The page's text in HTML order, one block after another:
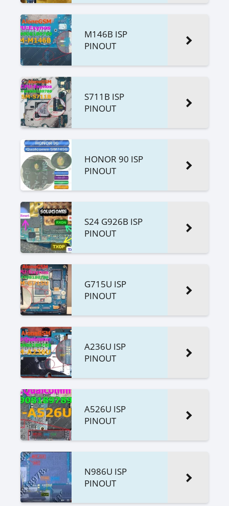
M146B ISP
PINOUT
S711B ISP
PINOUT
HONOR 90 ISP
PINOUT
S24 G926B ISP
PINOUT
G715U ISP
PINOUT
A236U ISP
PINOUT
A526U ISP
PINOUT
N986U ISP
PINOUT